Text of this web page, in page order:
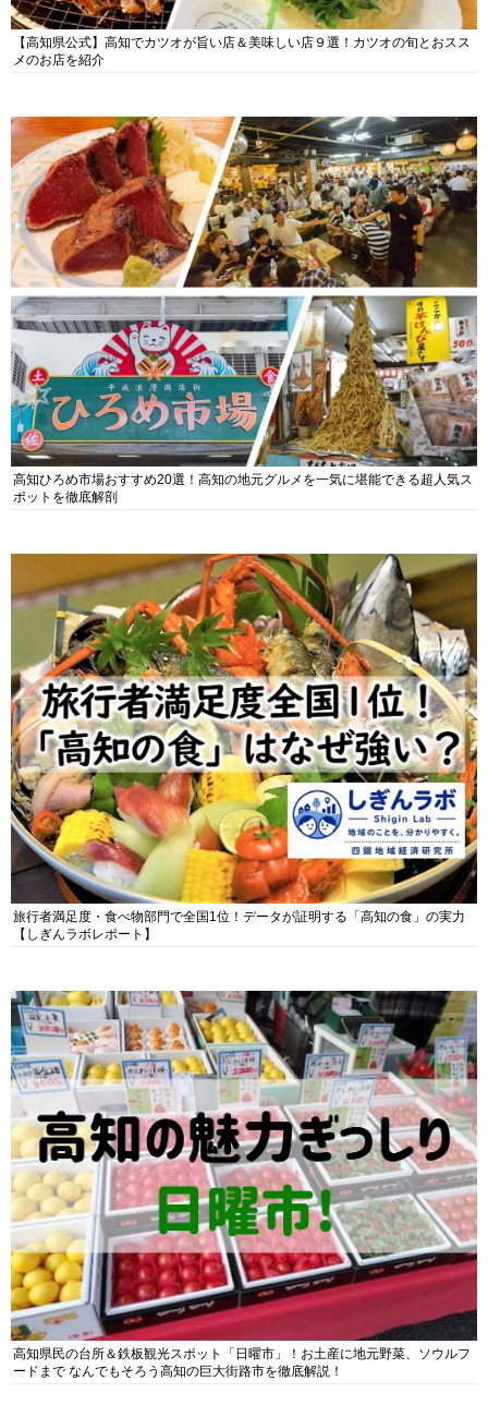
【高知県公式】高知でカツオが旨い店＆美味しい店９選！カツオの旬とおスス
メのお店を紹介
高知ひろめ市場おすすめ20選！高知の地元グルメを一気に堪能できる超人気ス
ポットを徹底解剖
旅行者満足度・食べ物部門で全国1位！データが証明する「高知の食」の実力
【しぎんラボレポート】
高知県民の台所＆鉄板観光スポット「日曜市」！お土産に地元野菜、ソウルフ
ードまで なんでもそろう高知の巨大街路市を徹底解説！